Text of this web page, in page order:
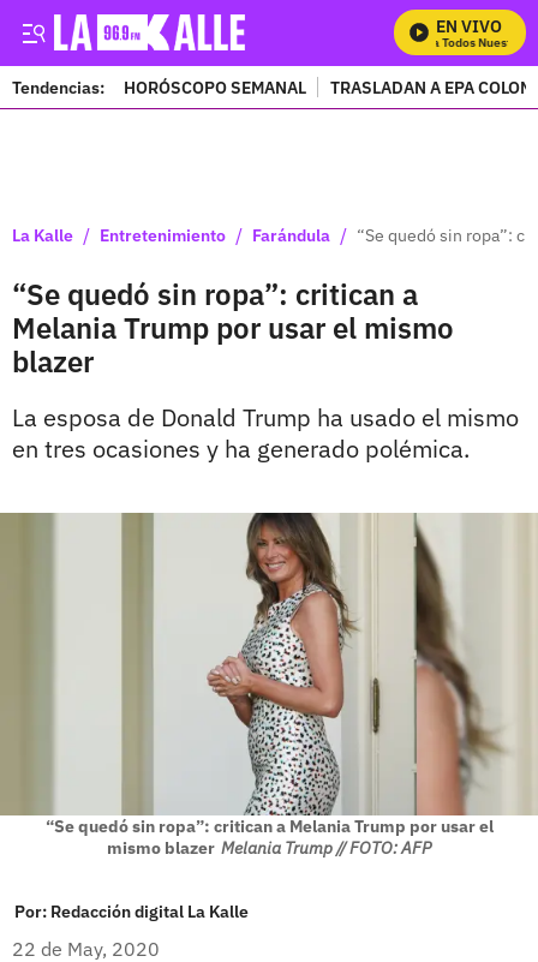
EN VIVO
Mira Todos Nuestros
Tendencias: HORÓSCOPO SEMANAL TRASLADAN A EPA
La Kalle / Entretenimiento / Farándula / “Se quedó sin ropa”:
“Se quedó sin ropa”: critican a
Melania Trump por usar el mismo
blazer
La esposa de Donald Trump ha usado el mismo
en tres ocasiones y ha generado polémica.
“Se quedó sin ropa”: critican a Melania Trump por usar el
mismo blazer Melania Trump // FOTO: AFP
Por: Redacción digital La Kalle
22 de May, 2020